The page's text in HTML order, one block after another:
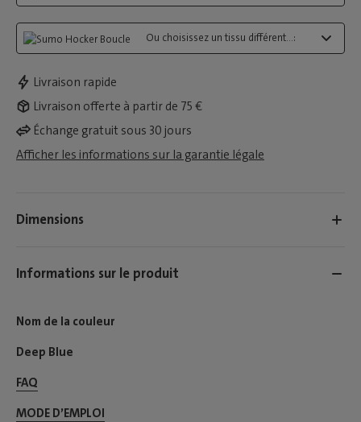
Ou choisissez un tissu différent...:
Livraison rapide
Livraison offerte à partir de 75 €
Échange gratuit sous 30 jours
Afficher les informations sur la garantie légale
Dimensions
Informations sur le produit
Nom de la couleur
Deep Blue
FAQ
MODE D’EMPLOI​